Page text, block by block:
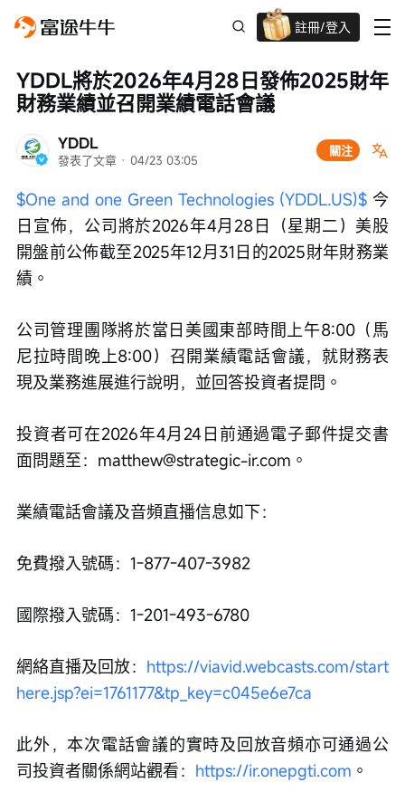
註冊/登入
迎新驚喜賞 股票/BTC等任你揀!
YDDL
發表了文章 · 04/23 03:05
關注
YDDL將於2026年4月28日發佈2025財年
財務業績並召開業績電話會議
$One and one Green Technologies (YDDL.US)$ 今
日宣佈，公司將於2026年4月28日（星期二）美股
開盤前公佈截至2025年12月31日的2025財年財務業
績。
公司管理團隊將於當日美國東部時間上午8:00（馬
尼拉時間晚上8:00）召開業績電話會議，就財務表
現及業務進展進行說明，並回答投資者提問。
投資者可在2026年4月24日前通過電子郵件提交書
面問題至：matthew@strategic-ir.com。
業績電話會議及音頻直播信息如下：
免費撥入號碼：1-877-407-3982
國際撥入號碼：1-201-493-6780
網絡直播及回放： https://viavid.webcasts.com/start
here.jsp?ei=1761177&tp_key=c045e6e7ca
此外，本次電話會議的實時及回放音頻亦可通過公
司投資者關係網站觀看： https://ir.onepgti.com 。